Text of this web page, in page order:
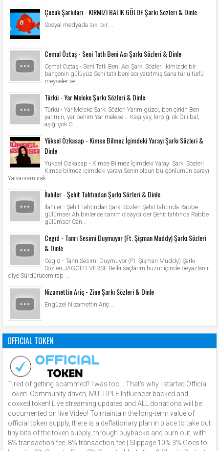
Çocuk Şarkıları - KIRMIZI BALIK GÖLDE Şarkı Sözleri & Dinle
Sosyal medyada sıkı bir ...
Cemal Öztaş - Seni Tatlı Beni Acı Şarkı Sözleri & Dinle
Cemal Öztaş - Seni Tatlı Beni Acı Şarkı Sözleri İkimizde bir
bahçenin gülüyüz Seni tatlı beni acı yaratmış Sana türlü türlü
meyveler ve...
Türkü - Yar Meleke Şarkı Sözleri & Dinle
Türkü - Yar Meleke Şarkı Sözleri Yarim güzel, ben çirkin Ben
yarimin, yar benim Yar meleke … Kaşı yay, kirpiği ok Dili bal,
aşığı çok G...
Yüksel Özkasap - Kimse Bilmez İçimdeki Yarayı Şarkı Sözleri &
Dinle
Yüksel Özkasap - Kimse Bilmez İçimdeki Yarayı Şarkı Sözleri
Kimse bilmez içimdeki yarayı Senin olsun bu gönlümün sarayı
Yalvarıram ırak...
İlahiler - Şehit Tahtından Şarkı Sözleri & Dinle
İlahiler - Şehit Tahtından Şarkı Sözleri Şehit tahtında Rabbe
gülümser Ah binler ce canım olsaydı der Şehit tahtında Rabbe
gülümser Can...
Cegıd - Tanrı Sesimi Duymuyor (Ft. Şişman Muddy) Şarkı Sözleri
& Dinle
Cegıd - Tanrı Sesimi Duymuyor (Ft. Şişman Muddy) Şarkı
Sözleri JAGGED VERSE Belki saçlarım huzur içinde beyazlanır
diye Sürdürücem rap ...
Nizamettin Ariç - Zine Şarkı Sözleri & Dinle
Engüzel Nizamettin Ariç ...
OFFICIAL TOKEN
Tired of getting scammed? I was too… That’s why I started Official
Token. Community driven, MULTIPLE Influencer backed and
doxxed token! Live streaming updates and ALL donations will be
documented on live Video! To maintain the long-term value of
official token supply, there is a deflationary plan in place to take out
tiny bits of the token supply, through buybacks and burn out, with
8% transaction fee. 8% transaction fee | Slippage 10% 3% Goes to